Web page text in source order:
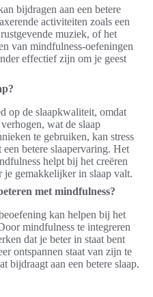
bijdragen aan een betere
activiteiten zoals een
muziek, of het
van mindfulness-oefeningen
effectief zijn om je geest
op de slaapkwaliteit, omdat
wat de slaap
te gebruiken, kan stress
betere slaapervaring. Het
helpt bij het creëren
je gemakkelijker in slaap valt.
met mindfulness?
kan helpen bij het
mindfulness te integreren
dat je beter in staat bent
ontspannen staat van zijn te
bijdraagt aan een betere slaap.